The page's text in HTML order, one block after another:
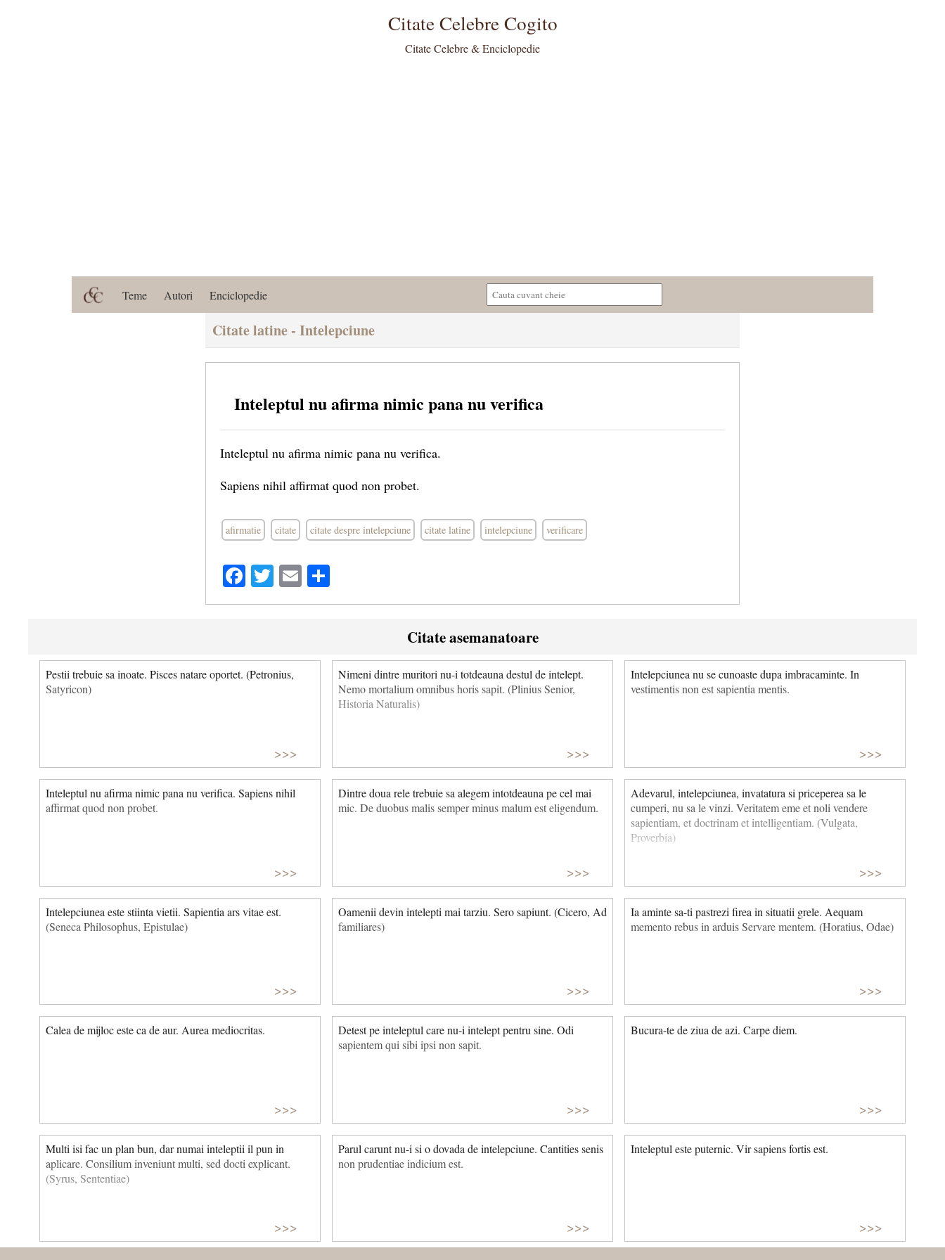
Citate Celebre Cogito
Citate Celebre & Enciclopedie
Teme Autori Enciclopedie
Citate latine - Intelepciune
Inteleptul nu afirma nimic pana nu verifica
Inteleptul nu afirma nimic pana nu verifica.
Sapiens nihil affirmat quod non probet.
afirmatie citate citate despre intelepciune citate latine intelepciune verificare
Facebook
Twitter
Email
Citate asemanatoare
Pestii trebuie sa inoate. Pisces natare oportet. (Petronius,
Satyricon)
>>>
Nimeni dintre muritori nu-i totdeauna destul de intelept.
Nemo mortalium omnibus horis sapit. (Plinius Senior,
Historia Naturalis)
>>>
Intelepciunea nu se cunoaste dupa imbracaminte. In
vestimentis non est sapientia mentis.
>>>
Inteleptul nu afirma nimic pana nu verifica. Sapiens nihil
affirmat quod non probet.
>>>
Dintre doua rele trebuie sa alegem intotdeauna pe cel mai
mic. De duobus malis semper minus malum est eligendum.
>>>
Adevarul, intelepciunea, invatatura si priceperea sa le
cumperi, nu sa le vinzi. Veritatem eme et noli vendere
sapientiam, et doctrinam et intelligentiam. (Vulgata,
Proverbia)
>>>
Intelepciunea este stiinta vietii. Sapientia ars vitae est.
(Seneca Philosophus, Epistulae)
>>>
Oamenii devin intelepti mai tarziu. Sero sapiunt. (Cicero, Ad
familiares)
>>>
Ia aminte sa-ti pastrezi firea in situatii grele. Aequam
memento rebus in arduis Servare mentem. (Horatius, Odae)
>>>
Calea de mijloc este ca de aur. Aurea mediocritas.
>>>
Detest pe inteleptul care nu-i intelept pentru sine. Odi
sapientem qui sibi ipsi non sapit.
>>>
Bucura-te de ziua de azi. Carpe diem.
>>>
Multi isi fac un plan bun, dar numai inteleptii il pun in
aplicare. Consilium inveniunt multi, sed docti explicant.
(Syrus, Sententiae)
>>>
Parul carunt nu-i si o dovada de intelepciune. Cantities senis
non prudentiae indicium est.
>>>
Inteleptul este puternic. Vir sapiens fortis est.
>>>